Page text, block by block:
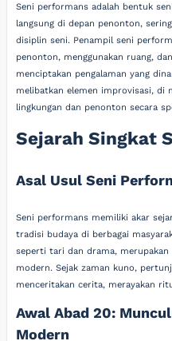
Seni performans adalah bentuk
langsung di depan penonton,
disiplin seni. Penampil seni
penonton, menggunakan ruang,
menciptakan pengalaman yang
melibatkan elemen improvisasi, di
lingkungan dan penonton secara
Sejarah Singkat
Asal Usul Seni
Seni performans memiliki akar
tradisi budaya di berbagai
seperti tari dan drama,
modern. Sejak zaman kuno,
menceritakan cerita, merayakan
Awal Abad 20:
Modern